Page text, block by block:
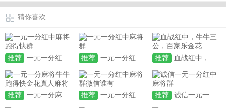
猜你喜欢
推荐 一元一分红中麻将跑得快群 推荐 一元一分红中麻将群 推荐 血战红中，牛牛三公，百家乐金花
推荐 一元一分麻将牛牛跑得快金花真人麻将 推荐 一元一分红中麻将群微信谁有 推荐 诚信一元一分红中麻将群